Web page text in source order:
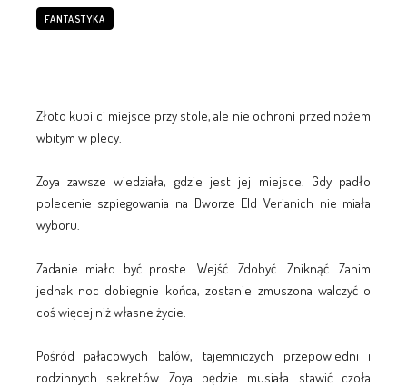
FANTASTYKA
Złoto kupi ci miejsce przy stole, ale nie ochroni przed nożem
wbitym w plecy.
Zoya zawsze wiedziała, gdzie jest jej miejsce. Gdy padło
polecenie szpiegowania na Dworze Eld Verianich nie miała
wyboru.
Zadanie miało być proste. Wejść. Zdobyć. Zniknąć. Zanim
jednak noc dobiegnie końca, zostanie zmuszona walczyć o
coś więcej niż własne życie.
Pośród pałacowych balów, tajemniczych przepowiedni i
rodzinnych sekretów Zoya będzie musiała stawić czoła